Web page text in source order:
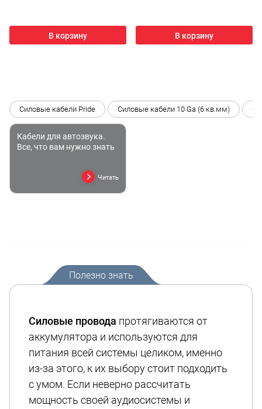
В корзину В корзину
Силовые кабели Pride Силовые кабели 10 Ga (6 кв.мм)
Кабели для автозвука.
Все, что вам нужно знать
Читать
Полезно знать
Силовые провода протягиваются от
аккумулятора и используются для
питания всей системы целиком, именно
из-за этого, к их выбору стоит подходить
с умом. Если неверно рассчитать
мощность своей аудиосистемы и